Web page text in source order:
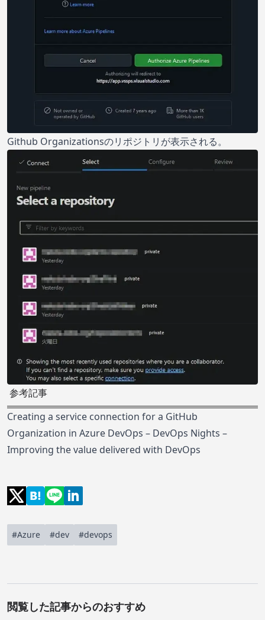
Github Organizationsのリポジトリが表示される。
参考記事
Creating a service connection for a GitHub
Organization in Azure DevOps – DevOps Nights –
Improving the value delivered with DevOps
#Azure #dev #devops
閲覧した記事からのおすすめ